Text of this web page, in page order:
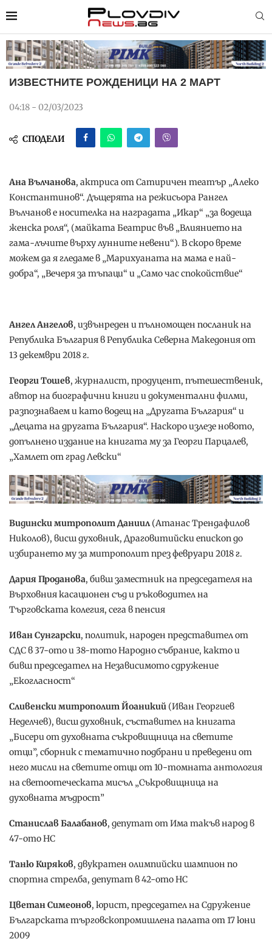
ИЗВЕСТНИТЕ РОЖДЕНИЦИ НА 2 МАРТ
04:18 - 02/03/2023
СПОДЕЛИ
Ана Вълчанова, актриса от Сатиричен театър „Алеко
Константинов“. Дъщерята на режисьора Рангел
Вълчанов е носителка на наградата „Икар“ „за водеща
женска роля“, (майката Беатрис във „Влиянието на
гама-лъчите върху лунните невени“). В скоро време
можем да я гледаме в „Марихуаната на мама е най-
добра“, „Вечеря за тъпаци“ и „Само час спокойствие“
Ангел Ангелов, извънреден и пълномощен посланик на
Република България в Република Северна Македония от
13 декември 2018 г.
Георги Тошев, журналист, продуцент, пътешественик,
автор на биографични книги и документални филми,
разпознаваем и като водещ на „Другата България“ и
„Децата на другата България“. Наскоро излезе новото,
допълнено издание на книгата му за Георги Парцалев,
„Хамлет от град Левски“
Видински митрополит Даниил(Атанас Трендафилов
Николов), висш духовник, Драговитийски епископ до
избирането му за митрополит през февруари 2018 г.
Дария Проданова, бивш заместник на председателя на
Върховния касационен съд и ръководител на
Търговската колегия, сега в пенсия
Иван Сунгарски, политик, народен представител от
СДС в 37-ото и 38-тото Народно събрание, както и
бивш председател на Независимото сдружение
„Екогласност“
Сливенски митрополит Йоаникий (Иван Георгиев
Неделчев), висш духовник, съставител на книгата
„Бисери от духовната съкровищница на светите
отци”, сборник с тематично подбрани и преведени от
него мисли на светите отци от 10-томната антология
на светоотеческата мисъл „Съкровищница на
духовната мъдрост”
Станислав Балабанов, депутат от Има такъв народ в
47-ото НС
Таню Киряков, двукратен олимпийски шампион по
спортна стрелба, депутат в 42-ото НС
Цветан Симеонов, юрист, председател на Сдружение
Българската търговскопромишлена палата от 17 юни
2009